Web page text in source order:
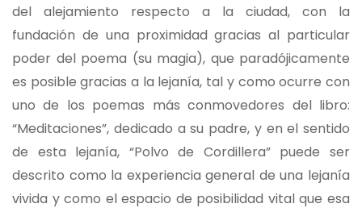
del alejamiento respecto a la ciudad, con la
fundación de una proximidad gracias al particular
poder del poema (su magia), que paradójicamente
es posible gracias a la lejanía, tal y como ocurre con
uno de los poemas más conmovedores del libro:
“Meditaciones”, dedicado a su padre, y en el sentido
de esta lejanía, “Polvo de Cordillera” puede ser
descrito como la experiencia general de una lejanía
vivida y como el espacio de posibilidad vital que esa